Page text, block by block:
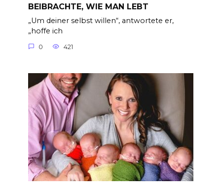
BEIBRACHTE, WIE MAN LEBT
„Um deiner selbst willen“, antwortete er,
„hoffe ich
0 421